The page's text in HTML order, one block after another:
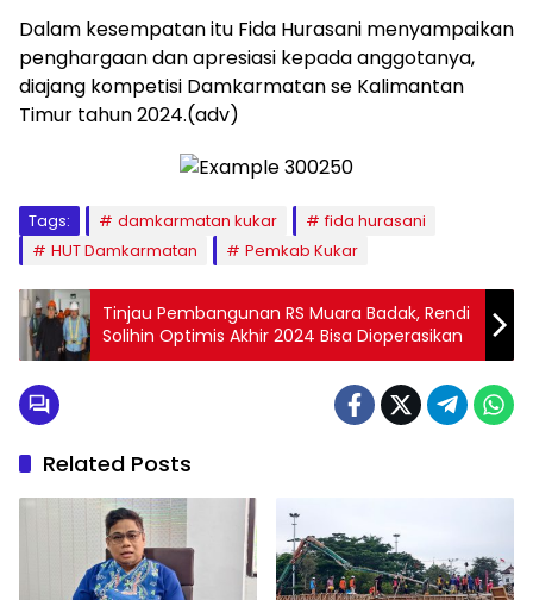
Dalam kesempatan itu Fida Hurasani menyampaikan
penghargaan dan apresiasi kepada anggotanya,
diajang kompetisi Damkarmatan se Kalimantan
Timur tahun 2024.(adv)
Tags: damkarmatan kukar
fida hurasani
HUT Damkarmatan
Pemkab Kukar
Tinjau Pembangunan RS Muara Badak, Rendi
Solihin Optimis Akhir 2024 Bisa Dioperasikan
Related Posts